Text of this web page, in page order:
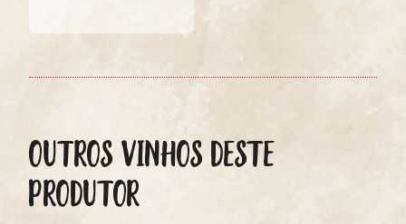
OUTROS VINHOS DESTE
PRODUTOR